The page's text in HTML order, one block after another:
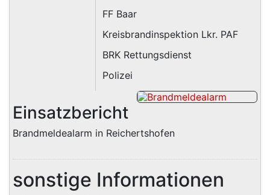
FF Baar
Kreisbrandinspektion Lkr. PAF
BRK Rettungsdienst
Polizei
Einsatzbericht
Brandmeldealarm in Reichertshofen
sonstige Informationen